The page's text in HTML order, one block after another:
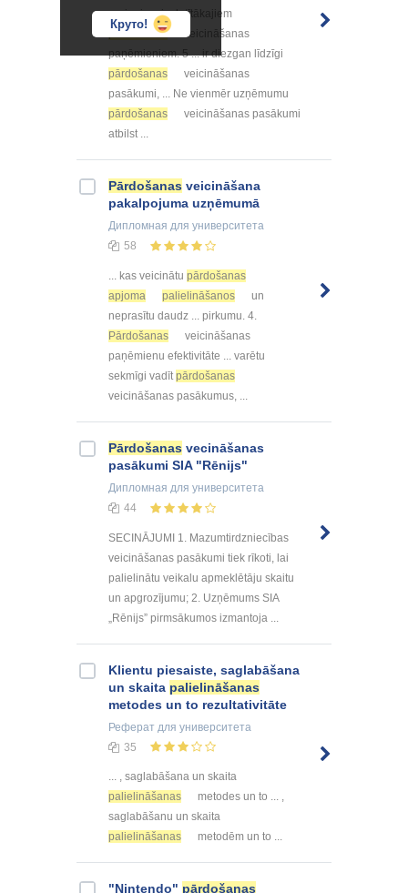
Круто!
... vieni no izplatītākajiem
pārdošanas
veicināšanas
paņēmieniem. 5 ... ir diezgan līdzīgi
pārdošanas
veicināšanas
pasākumi, ... Ne vienmēr uzņēmumu
pārdošanas
veicināšanas pasākumi
atbilst ...
Pārdošanas veicināšana
pakalpojuma uzņēmumā
Дипломная для университета
58
... kas veicinātu pārdošanas
apjoma
palielināšanos
un
neprasītu daudz ... pirkumu. 4.
Pārdošanas
veicināšanas
paņēmienu efektivitāte ... varētu
sekmīgi vadītpārdošanas
veicināšanas pasākumus, ...
Pārdošanas vecināšanas
pasākumi SIA "Rēnijs"
Дипломная для университета
44
SECINĀJUMI 1. Mazumtirdzniecības
veicināšanas pasākumi tiek rīkoti, lai
palielinātu veikalu apmeklētāju skaitu
un apgrozījumu; 2. Uzņēmums SIA
„Rēnijs” pirmsākumos izmantoja ...
Klientu piesaiste, saglabāšana
un skaita palielināšanas
metodes un to rezultativitāte
Реферат для университета
35
... , saglabāšana un skaita
palielināšanas
metodes un to ... ,
saglabāšanu un skaita
palielināšanas
metodēm un to ...
"Nintendo" pārdošanas